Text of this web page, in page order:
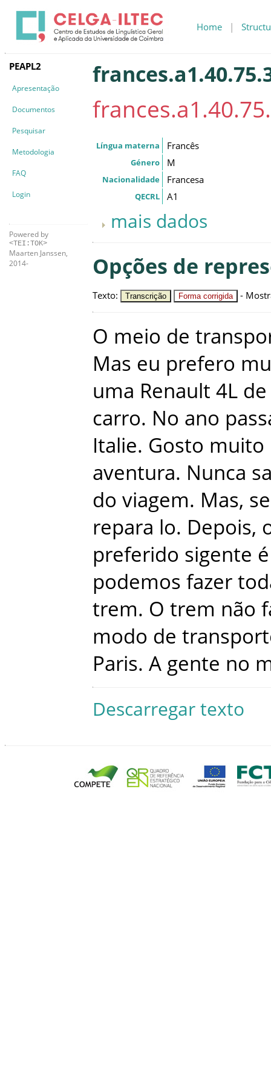
Home |
PEAPL2
Apresentação
Documentos
Pesquisar
Metodologia
FAQ
Login
Powered by
<TEI:TOK>
Maarten Janssen,
2014-
Língua materna Francês
Género M
Nacionalidade Francesa
QECRL A1
mais dados
Opções de
Texto: Transcrição Forma corrigida -
O meio de
Mas eu prefero
uma Renault 4L de
carro. No ano
Italie. Gosto muito
aventura. Nunca
do viagem. Mas, se
repara lo. Depois,
preferido sigente é
podemos fazer
trem. O trem não
modo de
Paris. A gente no
Descarregar texto